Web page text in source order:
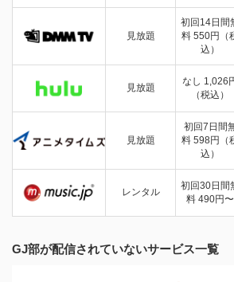
見放題
初回14日間
料 550円（
込）
見放題
なし 1,026
（税込）
見放題
初回7日間
料 598円（
込）
レンタル
初回30日間
料 490円〜
GJ部が配信されていないサービス一覧